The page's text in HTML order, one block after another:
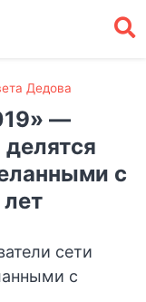
Дедова
—
делятся
с